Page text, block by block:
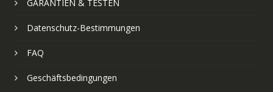
GARANTIEN & TESTEN
Datenschutz-Bestimmungen
FAQ
Geschäftsbedingungen